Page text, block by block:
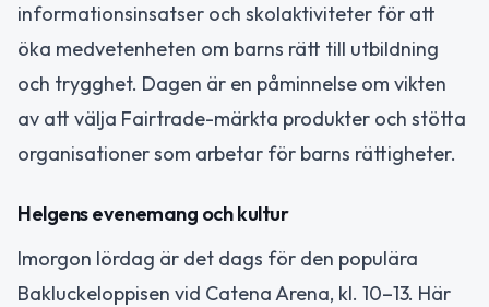
informationsinsatser och skolaktiviteter för att
öka medvetenheten om barns rätt till utbildning
och trygghet. Dagen är en påminnelse om vikten
av att välja Fairtrade-märkta produkter och stötta
organisationer som arbetar för barns rättigheter.
Helgens evenemang och kultur
Imorgon lördag är det dags för den populära
Bakluckeloppisen vid Catena Arena, kl. 10–13. Här